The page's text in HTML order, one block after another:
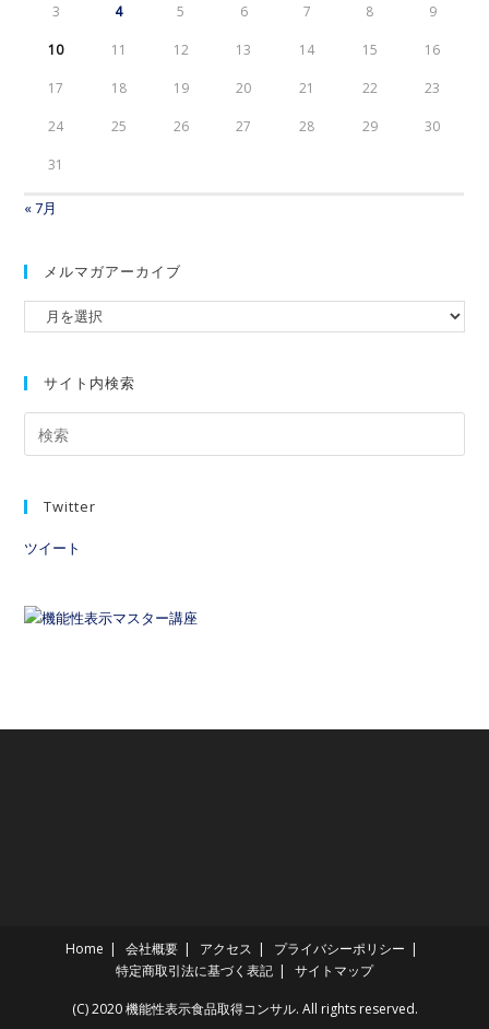
3 4 5 6 7 8 9
10 11 12 13 14 15 16
17 18 19 20 21 22 23
24 25 26 27 28 29 30
31
« 7月
メルマガアーカイブ
サイト内検索
Twitter
ツイート
Home 会社概要 アクセス
プライバシーポリシー
特定商取引法に基づく表記
サイトマップ
(C) 2020 機能性表示食品取得コンサル. All rights reserved.